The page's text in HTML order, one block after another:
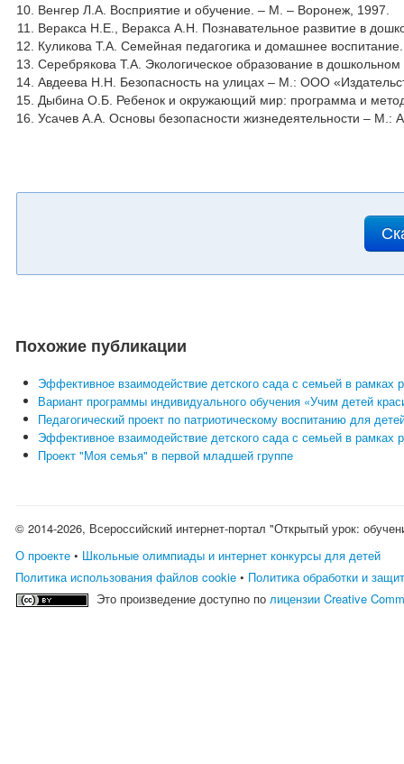
Венгер Л.А. Восприятие и обучение. – М. – Воронеж, 1997.
Веракса Н.Е., Веракса А.Н. Познавательное развитие в
Куликова Т.А. Семейная педагогика и домашнее воспитание.
Серебрякова Т.А. Экологическое образование в
Авдеева Н.Н. Безопасность на улицах – М.: ООО
Дыбина О.Б. Ребенок и окружающий мир: программа и
Усачев А.А. Основы безопасности жизнедеятельности – М.:
Похожие публикации
Эффективное взаимодействие детского сада с семьей в
Вариант программы индивидуального обучения «Учим детей
Педагогический проект по патриотическому воспитанию для
Эффективное взаимодействие детского сада с семьей в
Проект "Моя семья" в первой младшей группе
© 2014-2026, Всероссийский интернет-портал "Открытый урок:
О проекте • Школьные олимпиады и интернет конкурсы для детей
Политика использования файлов cookie • Политика обработки и
Это произведение доступно полицензии Creative